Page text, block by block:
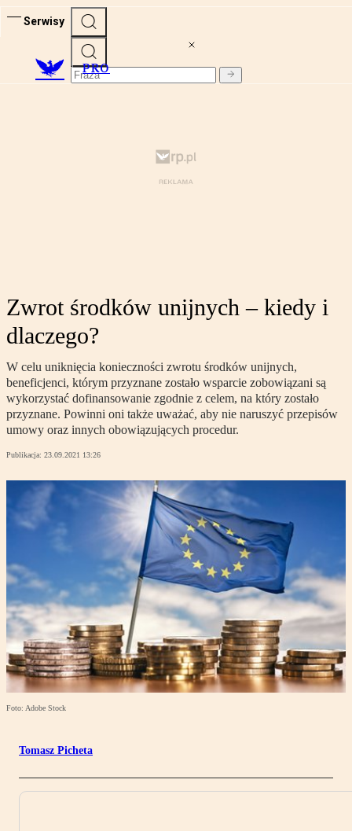
Serwisy
PRO
Zwrot środków unijnych – kiedy i
dlaczego?
W celu uniknięcia konieczności zwrotu środków unijnych,
beneficjenci, którym przyznane zostało wsparcie zobowiązani są
wykorzystać dofinansowanie zgodnie z celem, na który zostało
przyznane. Powinni oni także uważać, aby nie naruszyć przepisów
umowy oraz innych obowiązujących procedur.
Publikacja: 23.09.2021 13:26
Foto: Adobe Stock
Tomasz Picheta